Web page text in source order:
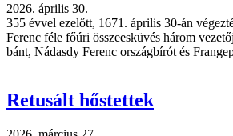
2026. április 30.
355 évvel ezelőtt, 1671. április 30-án
Ferenc féle főúri összeesküvés három
bánt, Nádasdy Ferenc országbírót és
Retusált hőstettek